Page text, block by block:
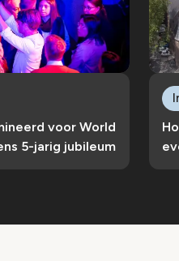
voor World
5-jarig jubileum